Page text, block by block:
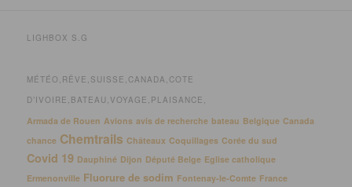
LIGHBOX S.G
MÉTÉO,RÊVE,SUISSE,CANADA,COTE
D’IVOIRE,BATEAU,VOYAGE,PLAISANCE,
Armada de Rouen Avions avis de recherche bateau Belgique Canada
chance Chemtrails Châteaux Coquillages Corée du sud
Covid 19 Dauphiné Dijon Député Belge Eglise catholique
Ermenonville Fluorure de sodim Fontenay-le-Comte France